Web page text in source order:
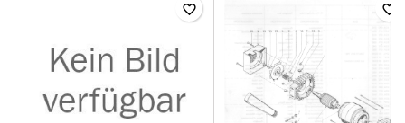
favorite_border favorite_border